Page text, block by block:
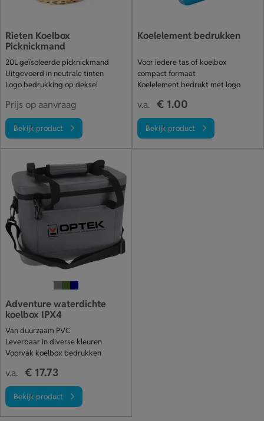
Rieten Koelbox
Picknickmand
20L geïsoleerde picknickmand
Uitgevoerd in neutrale tinten
Logo bedrukking op deksel
Prijs op aanvraag
Bekijk product
Koelelement bedrukken
Voor iedere tas of koelbox
compact formaat
Koelelement bedrukt met logo
v.a. € 1.00
Bekijk product
Adventure waterdichte
koelbox IPX4
Van duurzaam PVC
Leverbaar in diverse kleuren
Voorvak koelbox bedrukken
v.a. € 17.73
Bekijk product